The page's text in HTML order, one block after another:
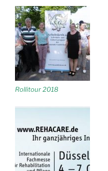
Rollitour 2018